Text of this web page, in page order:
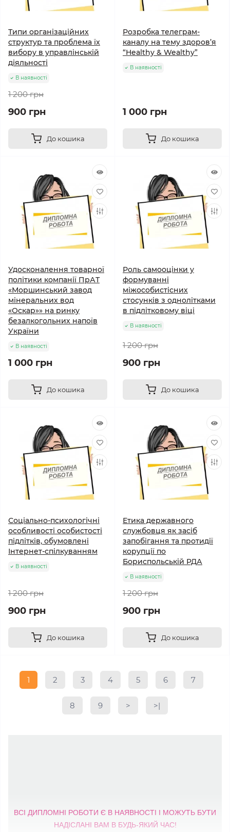
Типи організаційних
структур та проблема їх
вибору в управлінській
діяльності
В наявності
1 200 грн
900 грн
До кошика
Розробка телеграм-
каналу на тему здоров’я
“Healthy & Wealthy”
В наявності
1 000 грн
До кошика
Удосконалення товарної
політики компанії ПрАТ
«Моршинський завод
мінеральних вод
«Оскар»» на ринку
безалкогольних напоїв
України
В наявності
1 000 грн
До кошика
Роль самооцінки у
формуванні
міжособистісних
стосунків з однолітками
в підлітковому віці
В наявності
1 200 грн
900 грн
До кошика
Соціально-психологічні
особливості особистості
підлітків, обумовлені
Інтернет-спілкуванням
В наявності
1 200 грн
900 грн
До кошика
Етика державного
службовця як засіб
запобігання та протидії
корупції по
Бориспольській РДА
В наявності
1 200 грн
900 грн
До кошика
1 2 3 4 5 6 7
8 9 > >|
ВСІ ДИПЛОМНІ РОБОТИ Є В НАЯВНОСТІ І МОЖУТЬ БУТИ
НАДІСЛАНІ ВАМ В БУДЬ-ЯКИЙ ЧАС!